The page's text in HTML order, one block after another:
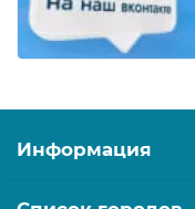
Информация